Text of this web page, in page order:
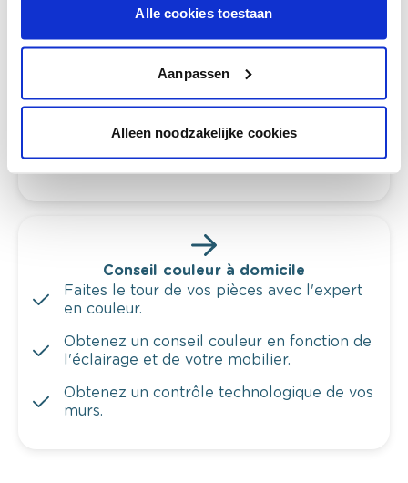
Alle cookies toestaan
Aanpassen
Alleen noodzakelijke cookies
Voyez votre couleur en magasin
Découvrez des échantillons de votre
Voyez les nuances assorties pour affiner
votre couleur.
Obtenez des conseils personnalisés sur la
combinaison de couleurs.
Conseil couleur à domicile
Faites le tour de vos pièces avec l'expert
en couleur.
Obtenez un conseil couleur en fonction de
l'éclairage et de votre mobilier.
Obtenez un contrôle technologique de vos
murs.